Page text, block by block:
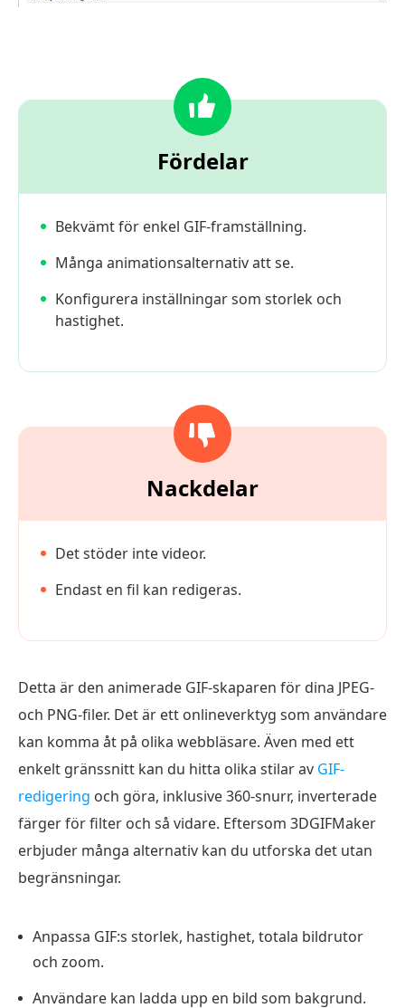
Fördelar
Bekvämt för enkel GIF-framställning.
Många animationsalternativ att se.
Konfigurera inställningar som storlek och
hastighet.
Nackdelar
Det stöder inte videor.
Endast en fil kan redigeras.
Detta är den animerade GIF-skaparen för dina JPEG-
och PNG-filer. Det är ett onlineverktyg som användare
kan komma åt på olika webbläsare. Även med ett
enkelt gränssnitt kan du hitta olika stilar av GIF-
redigering och göra, inklusive 360-snurr, inverterade
färger för filter och så vidare. Eftersom 3DGIFMaker
erbjuder många alternativ kan du utforska det utan
begränsningar.
Anpassa GIF:s storlek, hastighet, totala bildrutor
och zoom.
Användare kan ladda upp en bild som bakgrund.